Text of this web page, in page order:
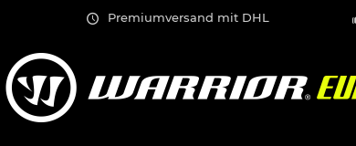
Premiumversand mit DHL